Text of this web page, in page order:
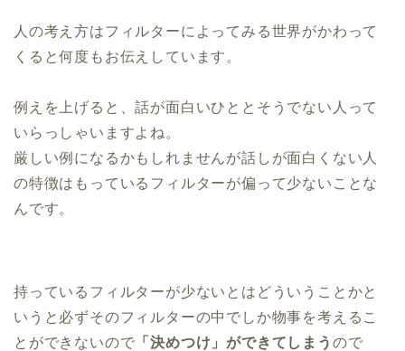
人の考え方はフィルターによってみる世界がかわって
くると何度もお伝えしています。
例えを上げると、話が面白いひととそうでない人って
いらっしゃいますよね。
厳しい例になるかもしれませんが話しが面白くない人
の特徴はもっているフィルターが偏って少ないことな
んです。
持っているフィルターが少ないとはどういうことかと
いうと必ずそのフィルターの中でしか物事を考えるこ
とができないので 「決めつけ」ができてしまう ので